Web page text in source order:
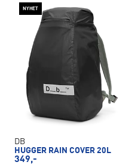
NYHET
DB
HUGGER RAIN COVER 20L
349,-